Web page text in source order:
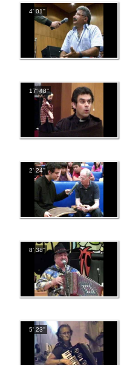
4' 01''
17' 48''
2' 24''
8' 38''
5' 23''